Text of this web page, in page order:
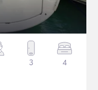
3 4